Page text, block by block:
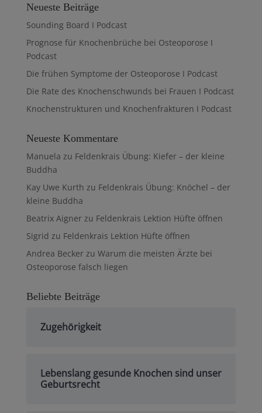
Neueste Beiträge
Sounding Board I Podcast
Prognose für Knochenbrüche bei Osteoporose I
Podcast
Die frühen Symptome der Osteoporose I Podcast
Die Rate des Knochenschwunds bei Frauen I Podcast
Knochenstrukturen und Knochenfrakturen I Podcast
Neueste Kommentare
Manuela zu Feldenkrais Übung: Kiefer – der kleine
Buddha
Kay Uwe Kurth zu Feldenkrais Übung: Knöchel – der
kleine Buddha
Beatrix Aignerzu Feldenkrais Lektion Hüfte öffnen
Sigrid zu Feldenkrais Lektion Hüfte öffnen
Andrea Beckerzu Warum die meisten Ärzte bei
Osteoporose falsch liegen
Beliebte Beiträge
Zugehörigkeit
Lebenslang gesunde Knochen sind unser
Geburtsrecht